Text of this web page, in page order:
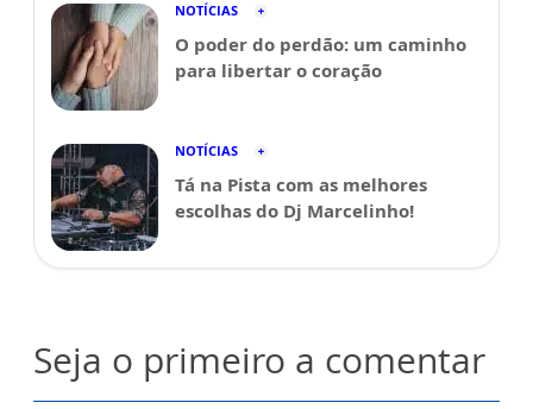
NOTÍCIAS
O poder do perdão: um caminho
para libertar o coração
NOTÍCIAS
Tá na Pista com as melhores
escolhas do Dj Marcelinho!
Seja o primeiro a comentar